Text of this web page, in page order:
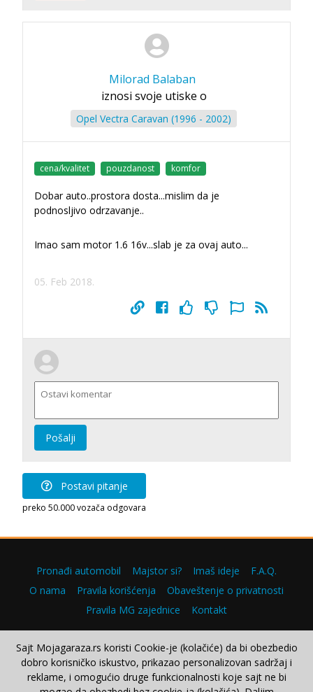
Milorad Balaban
iznosi svoje utiske o
Opel Vectra Caravan (1996 - 2002)
cena/kvalitet pouzdanost komfor
Dobar auto..prostora dosta...mislim da je
podnosljivo odrzavanje..
Imao sam motor 1.6 16v...slab je za ovaj auto...
05. Feb 2018.
Pošalji
Postavi pitanje
preko 50.000 vozača odgovara
Pronađi automobil Majstor si? Imaš ideje
F.A.Q.
O nama
Pravila korišćenja
Obaveštenje o privatnosti
Pravila MG zajednice
Kontakt
Copyright © 2000–2026.
Sajt Mojagaraza.rs koristi Cookie-je (kolačiće) da bi obezbedio
dobro korisničko iskustvo, prikazao personalizovan sadržaj i
reklame, i omogućio druge funkcionalnosti koje sajt ne bi